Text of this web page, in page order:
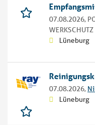
07.08.2026,
Lüneburg
07.08.2026,
Lüneburg